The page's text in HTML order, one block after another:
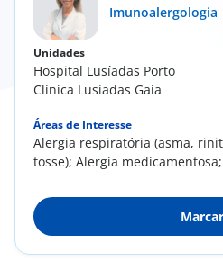
Imunoalergologia
Unidades
Hospital Lusíadas Porto
Clínica Lusíadas Gaia
Áreas de Interesse
Alergia respiratória (asma,
tosse); Alergia
Marcar